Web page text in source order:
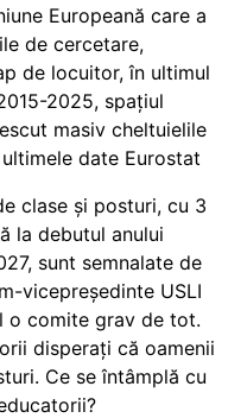
Europeană care a
de cercetare,
de locuitor, în ultimul
2025, spațiul
masiv cheltuielile
date Eurostat
clase și posturi, cu 3
la debutul anului
sunt semnalate de
vicepreședinte USLI
o comite grav de tot.
disperați că oamenii
Ce se întâmplă cu